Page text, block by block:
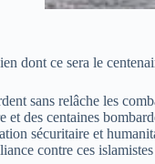
dont ce sera le
sans relâche les
et des centaines
sécuritaire et
contre ces